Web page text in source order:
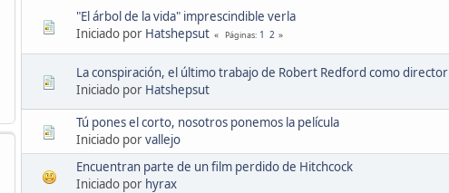
"El árbol de la vida" imprescindible verla
Iniciado por Hatshepsut Páginas 1 2
La conspiración, el último trabajo de Robert Redford como director
Iniciado por Hatshepsut
Tú pones el corto, nosotros ponemos la película
Iniciado porvallejo
Encuentran parte de un film perdido de Hitchcock
Iniciado por hyrax